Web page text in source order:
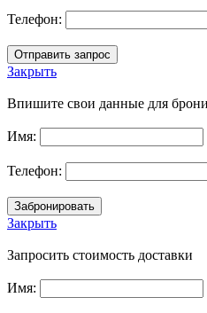
Телефон:
Закрыть
Впишите свои данные для
Имя:
Телефон:
Закрыть
Запросить стоимость доставки
Имя: